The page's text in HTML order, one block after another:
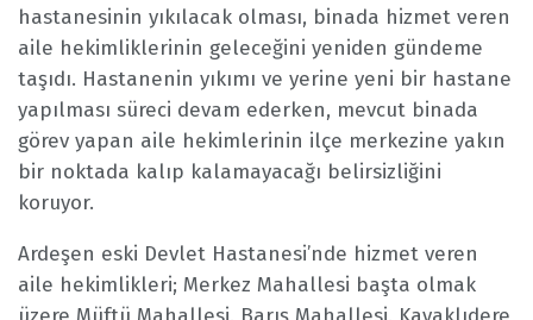
hastanesinin yıkılacak olması, binada hizmet veren
aile hekimliklerinin geleceğini yeniden gündeme
taşıdı. Hastanenin yıkımı ve yerine yeni bir hastane
yapılması süreci devam ederken, mevcut binada
görev yapan aile hekimlerinin ilçe merkezine yakın
bir noktada kalıp kalamayacağı belirsizliğini
koruyor.
Ardeşen eski Devlet Hastanesi’nde hizmet veren
aile hekimlikleri; Merkez Mahallesi başta olmak